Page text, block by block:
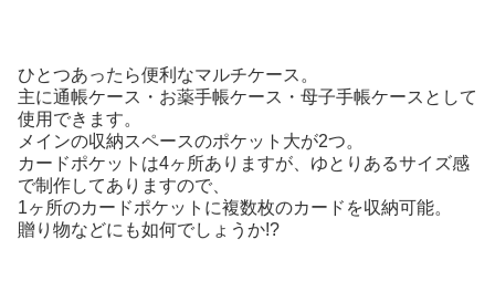
ひとつあったら便利なマルチケース。
主に通帳ケース・お薬手帳ケース・母子手帳ケースとして
使用できます。
メインの収納スペースのポケット大が2つ。
カードポケットは4ヶ所ありますが、ゆとりあるサイズ感
で制作してありますので、
1ヶ所のカードポケットに複数枚のカードを収納可能。
贈り物などにも如何でしょうか!?